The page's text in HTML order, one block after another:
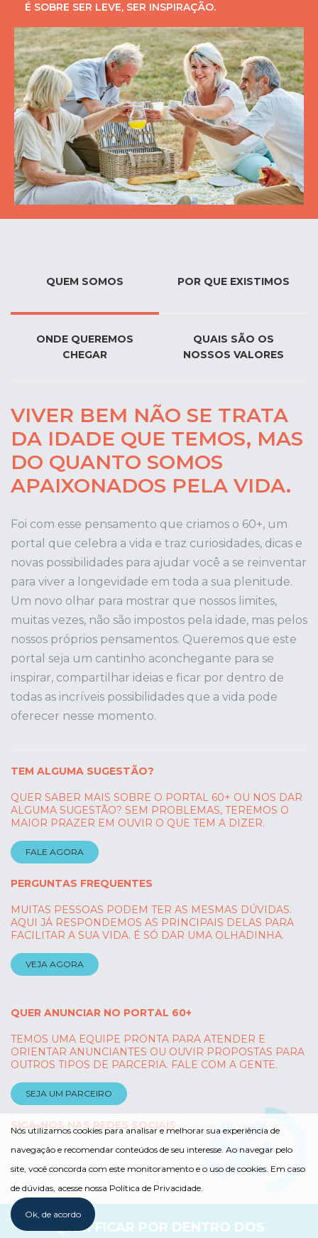
É SOBRE SER LEVE, SER INSPIRAÇÃO.
QUEM SOMOS POR QUE EXISTIMOS
ONDE QUEREMOS
CHEGAR
QUAIS SÃO OS
NOSSOS VALORES
VIVER BEM NÃO SE TRATA
DA IDADE QUE TEMOS, MAS
DO QUANTO SOMOS
APAIXONADOS PELA VIDA.
Foi com esse pensamento que criamos o 60+, um
portal que celebra a vida e traz curiosidades, dicas e
novas possibilidades para ajudar você a se reinventar
para viver a longevidade em toda a sua plenitude.
Um novo olhar para mostrar que nossos limites,
muitas vezes, não são impostos pela idade, mas pelos
nossos próprios pensamentos. Queremos que este
portal seja um cantinho aconchegante para se
inspirar, compartilhar ideias e ficar por dentro de
todas as incríveis possibilidades que a vida pode
oferecer nesse momento.
TEM ALGUMA SUGESTÃO?
QUER SABER MAIS SOBRE O PORTAL 60+ OU NOS DAR
ALGUMA SUGESTÃO? SEM PROBLEMAS, TEREMOS O
MAIOR PRAZER EM OUVIR O QUE TEM A DIZER.
FALE AGORA
PERGUNTAS FREQUENTES
MUITAS PESSOAS PODEM TER AS MESMAS DÚVIDAS.
AQUI JÁ RESPONDEMOS AS PRINCIPAIS DELAS PARA
FACILITAR A SUA VIDA. É SÓ DAR UMA OLHADINHA.
VEJA AGORA
QUER ANUNCIAR NO PORTAL 60+
TEMOS UMA EQUIPE PRONTA PARA ATENDER E
ORIENTAR ANUNCIANTES OU OUVIR PROPOSTAS PARA
OUTROS TIPOS DE PARCERIA. FALE COM A GENTE.
SEJA UM PARCEIRO
SIGA-NOS NAS REDES SOCIAIS
QUER FICAR POR DENTRO DOS
Nós utilizamos cookies para analisar e melhorar sua experiência de
navegação e recomendar conteúdos de seu interesse. Ao navegar pelo
site, você concorda com este monitoramento e o uso de cookies. Em caso
de dúvidas, acesse nossa Política de Privacidade.
Ok, de acordo